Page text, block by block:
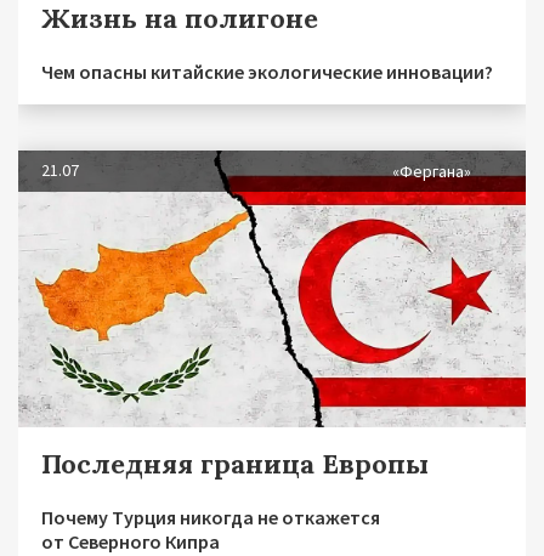
Жизнь на полигоне
Чем опасны китайские экологические инновации?
21.07 «Фергана»
Последняя граница Европы
Почему Турция никогда не откажется
от Северного Кипра